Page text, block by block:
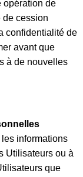
opération de
de cession
confidentialité de
avant que
à de nouvelles
informations
Utilisateurs ou à
que